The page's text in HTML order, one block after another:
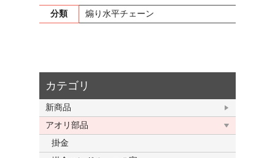
カテゴリ
新商品
アオリ部品
掛金
分類 煽り水平チェーン